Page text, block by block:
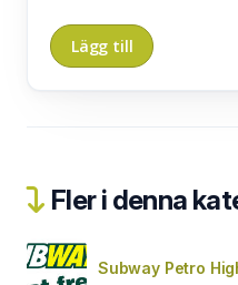
Fler i denna
Subway Petro